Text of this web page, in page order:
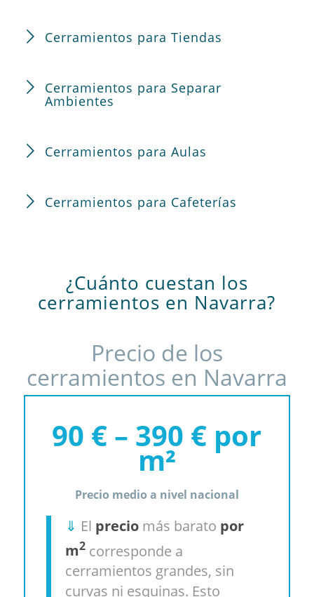
Cerramientos para Tiendas
Cerramientos para Separar
Ambientes
Cerramientos para Aulas
Cerramientos para Cafeterías
¿Cuánto cuestan los
cerramientos en Navarra?
Precio de los
cerramientos en Navarra
90 € – 390 € por
m²
Precio medio a nivel nacional
⇓ El preciomás barato por
m2corresponde a
cerramientos grandes, sin
curvas ni esquinas. Esto